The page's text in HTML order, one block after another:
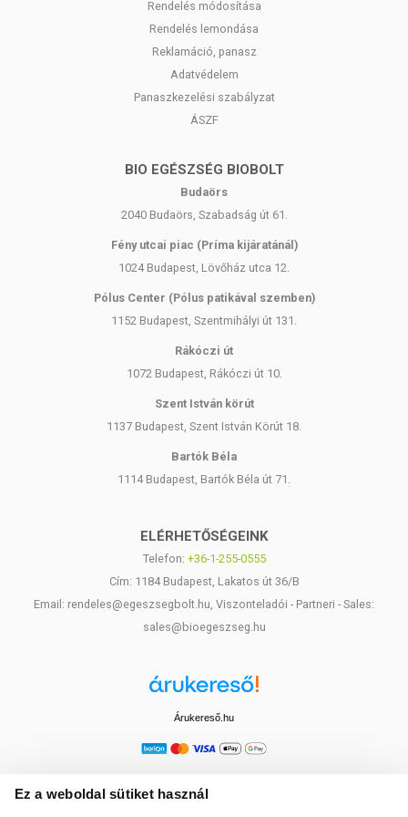
Ez a weboldal sütiket használ
Rendelés módosítása
Rendelés lemondása
Reklamáció, panasz
Adatvédelem
Panaszkezelési szabályzat
ÁSZF
BIO EGÉSZSÉG BIOBOLT
Budaörs
2040 Budaörs, Szabadság út 61.
Fény utcai piac (Príma kijáratánál)
1024 Budapest, Lövőház utca 12.
Pólus Center (Pólus patikával szemben)
1152 Budapest, Szentmihályi út 131.
Rákóczi út
1072 Budapest, Rákóczi út 10.
Szent István körút
1137 Budapest, Szent István Körút 18.
Bartók Béla
1114 Budapest, Bartók Béla út 71.
ELÉRHETŐSÉGEINK
Telefon: +36-1-255-0555
Cím: 1184 Budapest, Lakatos út 36/B
Email: rendeles@egeszsegbolt.hu, Viszonteladói - Partneri - Sales:
sales@bioegeszseg.hu
Árukereső.hu